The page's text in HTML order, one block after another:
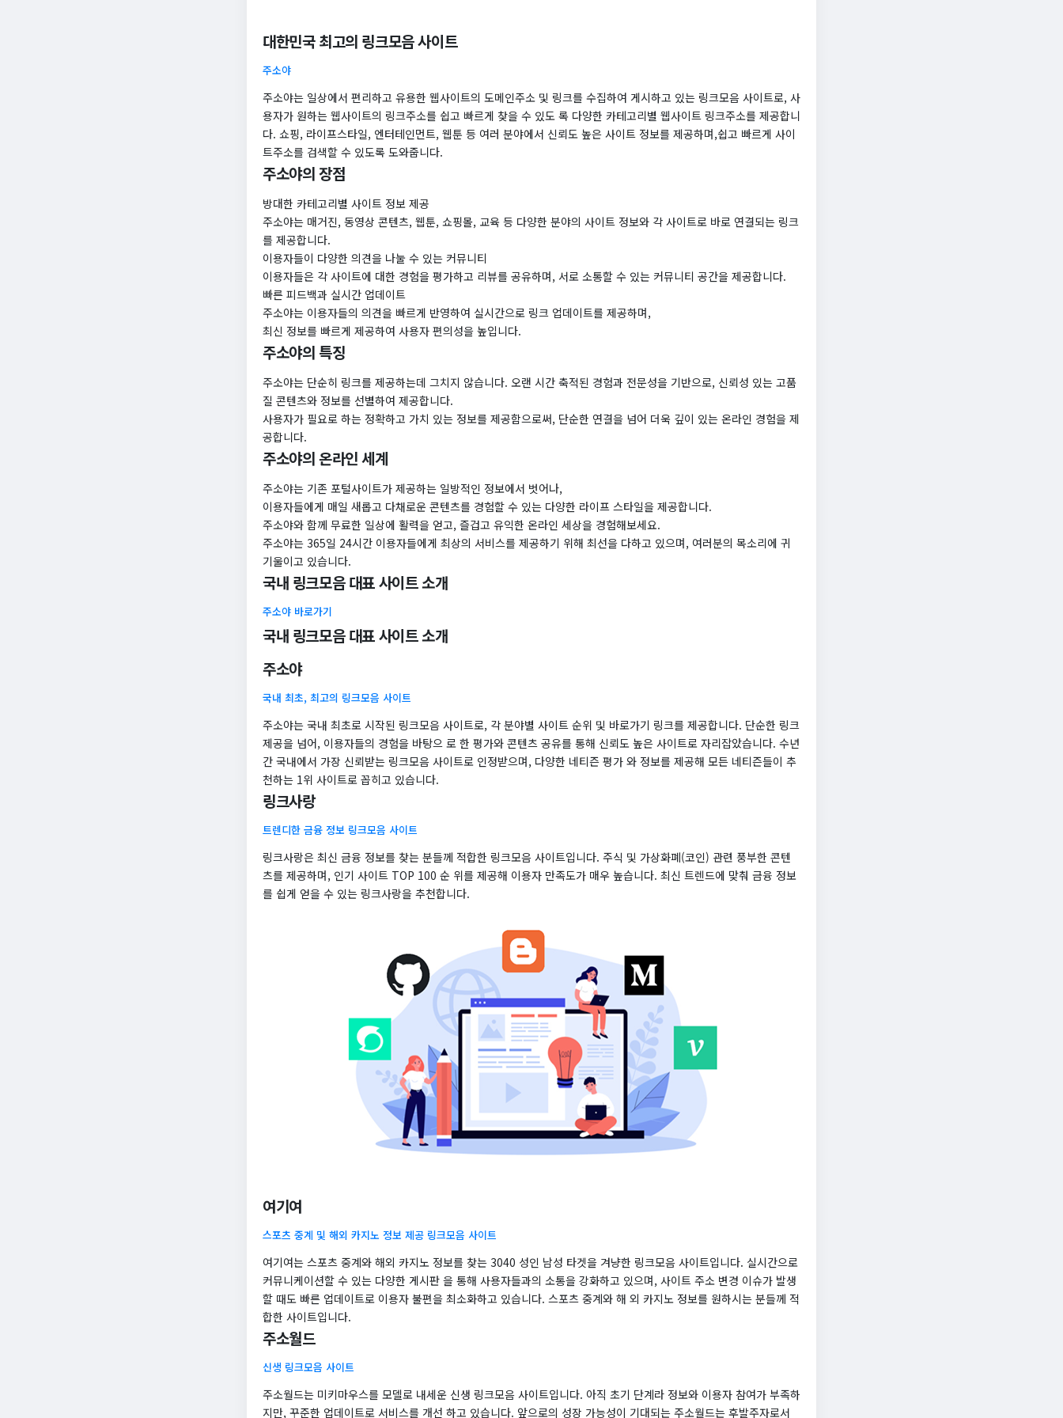
대한민국 최고의 링크모음 사이트
주소야
주소야는 일상에서 편리하고 유용한 웹사이트의 도메인주소 및 링크를 수집하여 게시하고 있는 링크모음 사이트로, 사
용자가 원하는 웹사이트의 링크주소를 쉽고 빠르게 찾을 수 있도 록 다양한 카테고리별 웹사이트 링크주소를 제공합니
다. 쇼핑, 라이프스타일, 엔터테인먼트, 웹툰 등 여러 분야에서 신뢰도 높은 사이트 정보를 제공하며,쉽고 빠르게 사이
트주소를 검색할 수 있도록 도와줍니다.
주소야의 장점
방대한 카테고리별 사이트 정보 제공
주소야는 매거진, 동영상 콘텐츠, 웹툰, 쇼핑몰, 교육 등 다양한 분야의 사이트 정보와 각 사이트로 바로 연결되는 링크
를 제공합니다.
이용자들이 다양한 의견을 나눌 수 있는 커뮤니티
이용자들은 각 사이트에 대한 경험을 평가하고 리뷰를 공유하며, 서로 소통할 수 있는 커뮤니티 공간을 제공합니다.
빠른 피드백과 실시간 업데이트
주소야는 이용자들의 의견을 빠르게 반영하여 실시간으로 링크 업데이트를 제공하며,
최신 정보를 빠르게 제공하여 사용자 편의성을 높입니다.
주소야의 특징
주소야는 단순히 링크를 제공하는데 그치지 않습니다. 오랜 시간 축적된 경험과 전문성을 기반으로, 신뢰성 있는 고품
질 콘텐츠와 정보를 선별하여 제공합니다.
사용자가 필요로 하는 정확하고 가치 있는 정보를 제공함으로써, 단순한 연결을 넘어 더욱 깊이 있는 온라인 경험을 제
공합니다.
주소야의 온라인 세계
주소야는 기존 포털사이트가 제공하는 일방적인 정보에서 벗어나,
이용자들에게 매일 새롭고 다채로운 콘텐츠를 경험할 수 있는 다양한 라이프 스타일을 제공합니다.
주소야와 함께 무료한 일상에 활력을 얻고, 즐겁고 유익한 온라인 세상을 경험해보세요.
주소야는 365일 24시간 이용자들에게 최상의 서비스를 제공하기 위해 최선을 다하고 있으며, 여러분의 목소리에 귀
기울이고 있습니다.
국내 링크모음 대표 사이트 소개
주소야 바로가기
국내 링크모음 대표 사이트 소개
주소야
국내 최초, 최고의 링크모음 사이트
주소야는 국내 최초로 시작된 링크모음 사이트로, 각 분야별 사이트 순위 및 바로가기 링크를 제공합니다. 단순한 링크
제공을 넘어, 이용자들의 경험을 바탕으 로 한 평가와 콘텐츠 공유를 통해 신뢰도 높은 사이트로 자리잡았습니다. 수년
간 국내에서 가장 신뢰받는 링크모음 사이트로 인정받으며, 다양한 네티즌 평가 와 정보를 제공해 모든 네티즌들이 추
천하는 1위 사이트로 꼽히고 있습니다.
링크사랑
트렌디한 금융 정보 링크모음 사이트
링크사랑은 최신 금융 정보를 찾는 분들께 적합한 링크모음 사이트입니다. 주식 및 가상화폐(코인) 관련 풍부한 콘텐
츠를 제공하며, 인기 사이트 TOP 100 순 위를 제공해 이용자 만족도가 매우 높습니다. 최신 트렌드에 맞춰 금융 정보
를 쉽게 얻을 수 있는 링크사랑을 추천합니다.
여기여
스포츠 중계 및 해외 카지노 정보 제공 링크모음 사이트
여기여는 스포츠 중계와 해외 카지노 정보를 찾는 3040 성인 남성 타겟을 겨냥한 링크모음 사이트입니다. 실시간으로
커뮤니케이션할 수 있는 다양한 게시판 을 통해 사용자들과의 소통을 강화하고 있으며, 사이트 주소 변경 이슈가 발생
할 때도 빠른 업데이트로 이용자 불편을 최소화하고 있습니다. 스포츠 중계와 해 외 카지노 정보를 원하시는 분들께 적
합한 사이트입니다.
주소월드
신생 링크모음 사이트
주소월드는 미키마우스를 모델로 내세운 신생 링크모음 사이트입니다. 아직 초기 단계라 정보와 이용자 참여가 부족하
지만, 꾸준한 업데이트로 서비스를 개선 하고 있습니다. 앞으로의 성장 가능성이 기대되는 주소월드는 후발주자로서